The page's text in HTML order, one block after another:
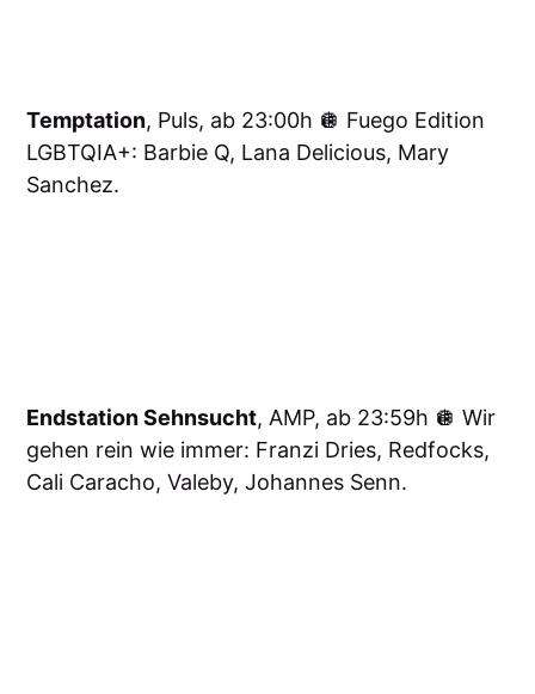
Temptation, Puls, ab 23:00h 🪩 Fuego Edition
LGBTQIA+: Barbie Q, Lana Delicious, Mary
Sanchez.
Endstation Sehnsucht, AMP, ab 23:59h 🪩 Wir
gehen rein wie immer: Franzi Dries, Redfocks,
Cali Caracho, Valeby, Johannes Senn.